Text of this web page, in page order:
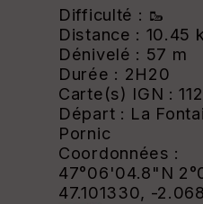
Difficulté : 🥾
Distance : 10.45
Dénivelé : 57 m
Durée : 2H20
Carte(s) IGN :
Départ : La
Pornic
Coordonnées :
47°06'04.8"N
47.101330, -